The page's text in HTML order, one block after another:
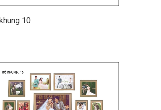
Bộ khung 10